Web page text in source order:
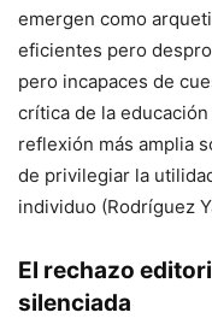
emergen como
eficientes pero
pero incapaces de
crítica de la
reflexión más amplia
de privilegiar la
individuo (Rodríguez
El rechazo
silenciada